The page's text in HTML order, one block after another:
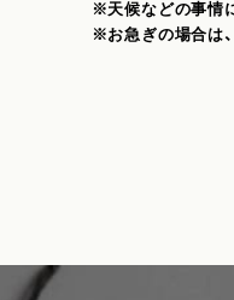
※天候などの事情
※お急ぎの場合は